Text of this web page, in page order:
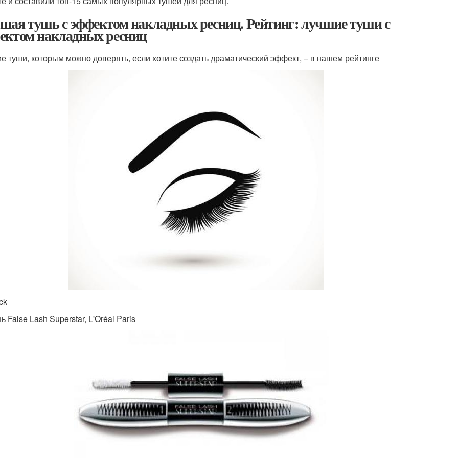
тушь с эффектом накладных ресниц. Рейтинг: лучшие туши с
накладных ресниц
туши, которым можно доверять, если хотите создать драматический эффект, – в нашем рейтинге
False Lash Superstar, L'Oréal Paris